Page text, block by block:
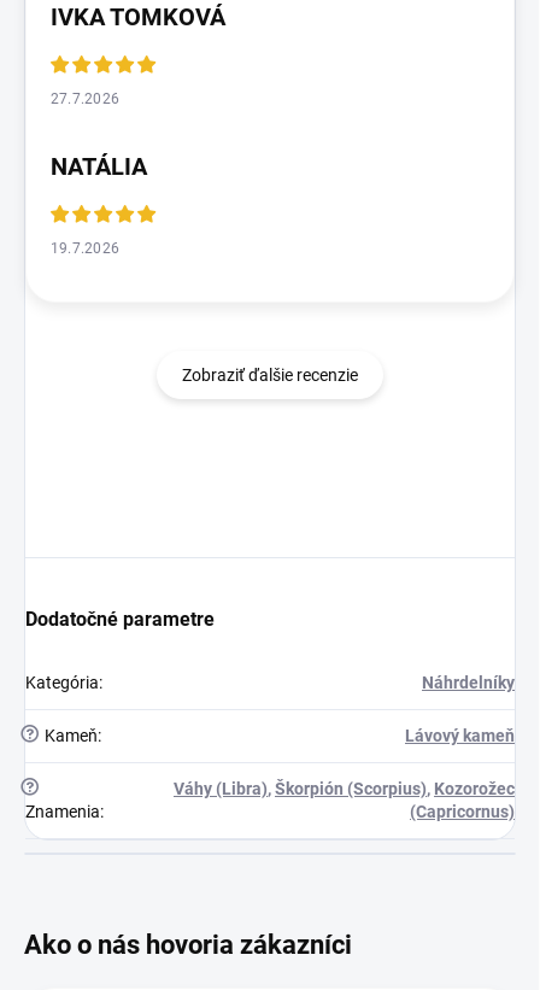
IVKA TOMKOVÁ
27.7.2026
NATÁLIA
19.7.2026
Zobraziť ďalšie recenzie
Dodatočné parametre
Kategória: Náhrdelníky
? Kameň: Lávový kameň
?
Znamenia:
Váhy (Libra),Škorpión (Scorpius), Kozorožec
(Capricornus)